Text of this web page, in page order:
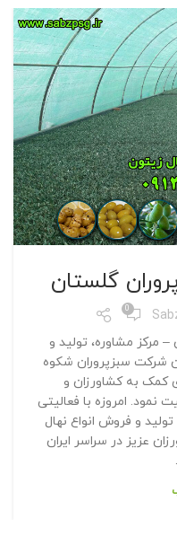
گلستان
0
مرکز مشاوره، تولید و
شرکت سبزپروران شکوه
در راستای کمک به کشاورزان و
امروزه با فعالیتی
و فروش انواع نهال
عزیز در سراسر ایران